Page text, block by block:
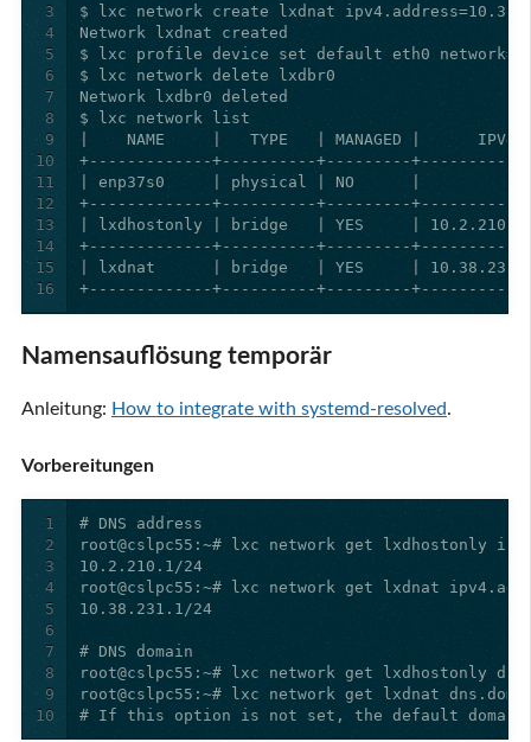
3
4
5
6
7
8
9
10
11
12
13
14
15
16
+-------------+----------+---------
Namensauflösung temporär
Anleitung: How to integrate with systemd-resolved.
Vorbereitungen
1
2
3
4
5
6
7
8
9
10
# If this option is not set, the default domain